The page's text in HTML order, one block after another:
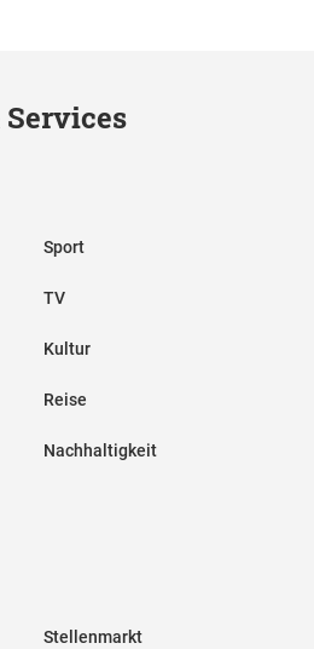
Sport
TV
Kultur
Reise
Nachhaltigkeit
Stellenmarkt